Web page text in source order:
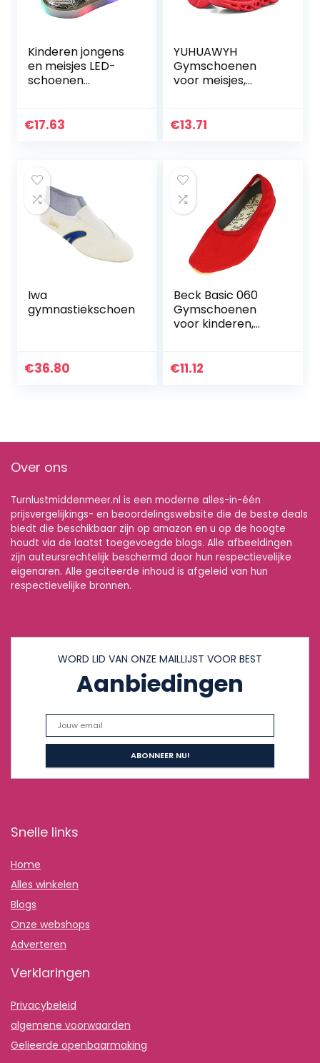
Kinderen jongens
en meisjes LED-
schoenen
loopschoenen met
€17.63
YUHUAWYH
Gymschoenen
voor meisjes,
sportschoenen,
€13.71
Iwa
gymnastiekschoen
€36.80
Beck Basic 060
Gymschoenen
voor kinderen,
€11.12
Over ons
Turnlustmiddenmeer.nl is een moderne alles-in-één
prijsvergelijkings- en beoordelingswebsite die de beste deals
biedt die beschikbaar zijn op amazon en u op de hoogte
houdt via de laatst toegevoegde blogs. Alle afbeeldingen
zijn auteursrechtelijk beschermd door hun respectievelijke
eigenaren. Alle geciteerde inhoud is afgeleid van hun
respectievelijke bronnen.
WORD LID VAN ONZE MAILLIJST VOOR BEST
Aanbiedingen
Snelle links
Home
Alles winkelen
Blogs
Onze webshops
Adverteren
Verklaringen
Privacybeleid
algemene voorwaarden
Gelieerde openbaarmaking